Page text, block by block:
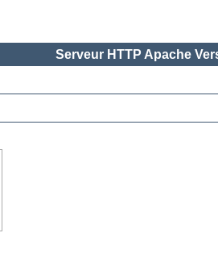
Serveur HTTP Apache